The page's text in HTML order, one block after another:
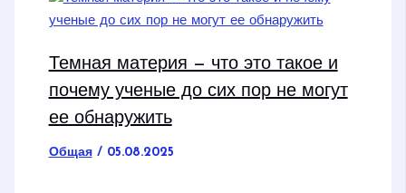
Темная материя — что это такое и
почему ученые до сих пор не могут
ее обнаружить
Общая/ 05.08.2025